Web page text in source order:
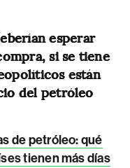
esperar
si se tiene
están
del petróleo
de petróleo: qué
tienen más días